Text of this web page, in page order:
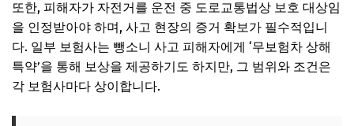
또한, 피해자가 자전거를 운전 중 도로교통법상 보호 대상임
을 인정받아야 하며, 사고 현장의 증거 확보가 필수적입니
다. 일부 보험사는 뺑소니 사고 피해자에게 ‘무보험차 상해
특약’을 통해 보상을 제공하기도 하지만, 그 범위와 조건은
각 보험사마다 상이합니다.